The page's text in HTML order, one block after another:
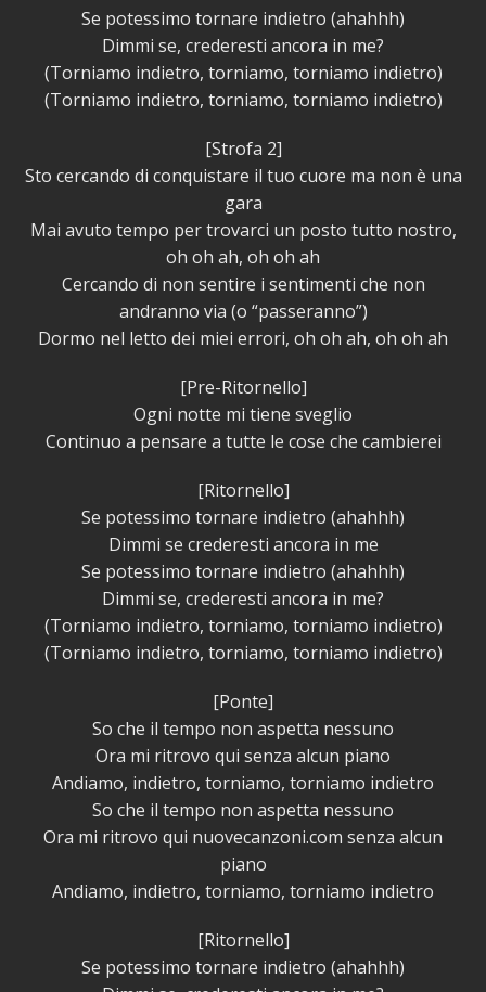
Se potessimo tornare indietro (ahahhh)
Dimmi se, crederesti ancora in me?
(Torniamo indietro, torniamo, torniamo indietro)
(Torniamo indietro, torniamo, torniamo indietro)
[Strofa 2]
Sto cercando di conquistare il tuo cuore ma non è una
gara
Mai avuto tempo per trovarci un posto tutto nostro,
oh oh ah, oh oh ah
Cercando di non sentire i sentimenti che non
andranno via (o “passeranno”)
Dormo nel letto dei miei errori, oh oh ah, oh oh ah
[Pre-Ritornello]
Ogni notte mi tiene sveglio
Continuo a pensare a tutte le cose che cambierei
[Ritornello]
Se potessimo tornare indietro (ahahhh)
Dimmi se crederesti ancora in me
Se potessimo tornare indietro (ahahhh)
Dimmi se, crederesti ancora in me?
(Torniamo indietro, torniamo, torniamo indietro)
(Torniamo indietro, torniamo, torniamo indietro)
[Ponte]
So che il tempo non aspetta nessuno
Ora mi ritrovo qui senza alcun piano
Andiamo, indietro, torniamo, torniamo indietro
So che il tempo non aspetta nessuno
Ora mi ritrovo qui nuovecanzoni.com senza alcun
piano
Andiamo, indietro, torniamo, torniamo indietro
[Ritornello]
Se potessimo tornare indietro (ahahhh)